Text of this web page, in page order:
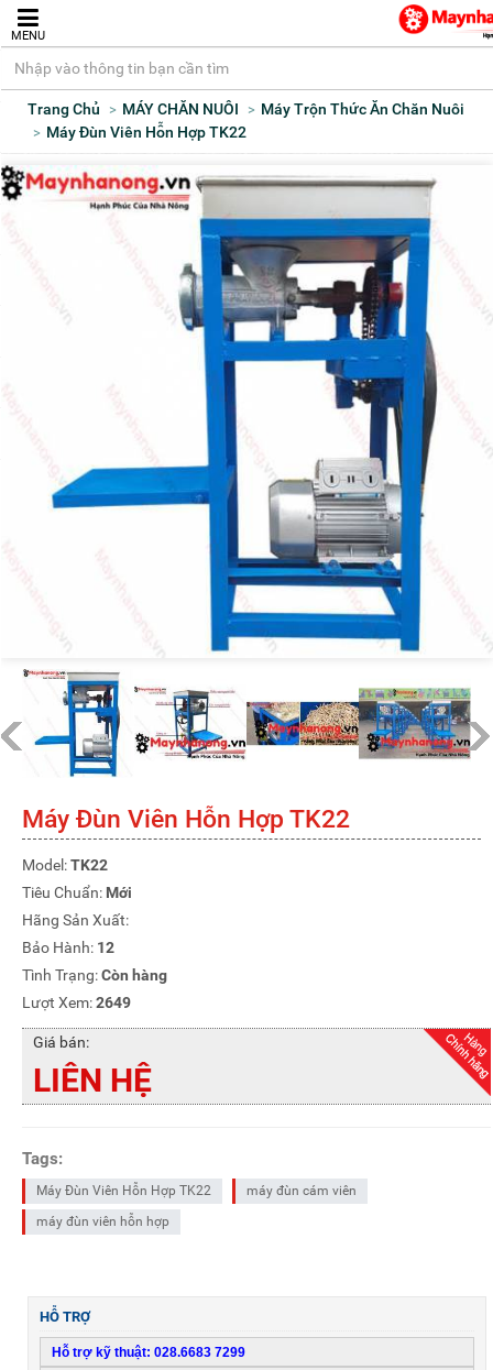
MENU
Trang Chủ MÁY CHĂN NUÔI
Máy Trộn Thức Ăn Chăn Nuôi
Máy Đùn Viên Hỗn Hợp TK22
Máy Đùn Viên Hỗn Hợp TK22
Model:TK22
Tiêu Chuẩn: Mới
Hãng Sản Xuất:
Bảo Hành: 12
Tình Trạng:Còn hàng
Lượt Xem:2649
Giá bán:
LIÊN HỆ
Tags:
Máy Đùn Viên Hỗn Hợp TK22
máy đùn cám viên
máy đùn viên hỗn hợp
HỖ TRỢ
Hỗ trợ kỹ thuật: 028.6683 7299